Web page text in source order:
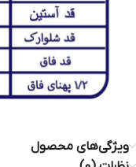
ویژگی‌های محصول